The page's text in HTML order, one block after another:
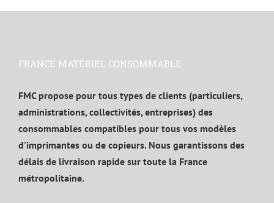
FRANCE MATÉRIEL CONSOMMABLE
FMC propose pour tous types de clients (particuliers,
administrations, collectivités, entreprises) des
consommables compatibles pour tous vos modèles
d'imprimantes ou de copieurs. Nous garantissons des
délais de livraison rapide sur toute la France
métropolitaine.